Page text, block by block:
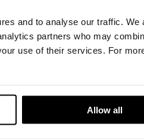
and to analyse our traffic. We
partners who may
use of their services. For
Allow all